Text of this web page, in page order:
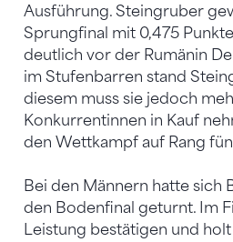
Ausführung. Steingruber
Sprungfinal mit 0,475
deutlich vor der Rumänin
im Stufenbarren stand
diesem muss sie jedoch
Konkurrentinnen in Kauf
den Wettkampf auf Rang
Bei den Männern hatte sich
den Bodenfinal geturnt. Im
Leistung bestätigen und